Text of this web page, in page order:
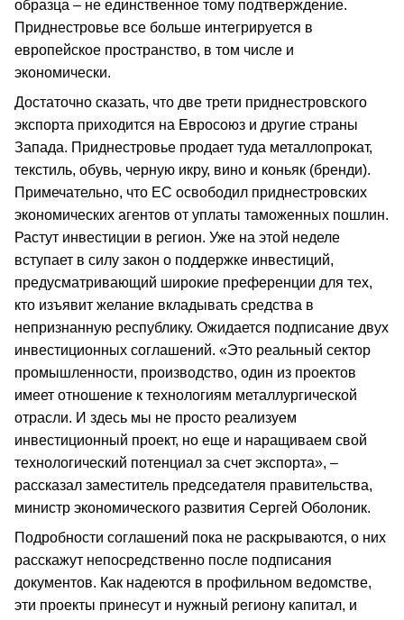
образца – не единственное тому подтверждение.
Приднестровье все больше интегрируется в
европейское пространство, в том числе и
экономически.
Достаточно сказать, что две трети приднестровского
экспорта приходится на Евросоюз и другие страны
Запада. Приднестровье продает туда металлопрокат,
текстиль, обувь, черную икру, вино и коньяк (бренди).
Примечательно, что ЕС освободил приднестровских
экономических агентов от уплаты таможенных пошлин.
Растут инвестиции в регион. Уже на этой неделе
вступает в силу закон о поддержке инвестиций,
предусматривающий широкие преференции для тех,
кто изъявит желание вкладывать средства в
непризнанную республику. Ожидается подписание двух
инвестиционных соглашений. «Это реальный сектор
промышленности, производство, один из проектов
имеет отношение к технологиям металлургической
отрасли. И здесь мы не просто реализуем
инвестиционный проект, но еще и наращиваем свой
технологический потенциал за счет экспорта», –
рассказал заместитель председателя правительства,
министр экономического развития Сергей Оболоник.
Подробности соглашений пока не раскрываются, о них
расскажут непосредственно после подписания
документов. Как надеются в профильном ведомстве,
эти проекты принесут и нужный региону капитал, и